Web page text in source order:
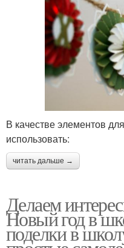
В качестве элементов
использовать:
читать дальше →
Делаем
Новый год в
поделки в